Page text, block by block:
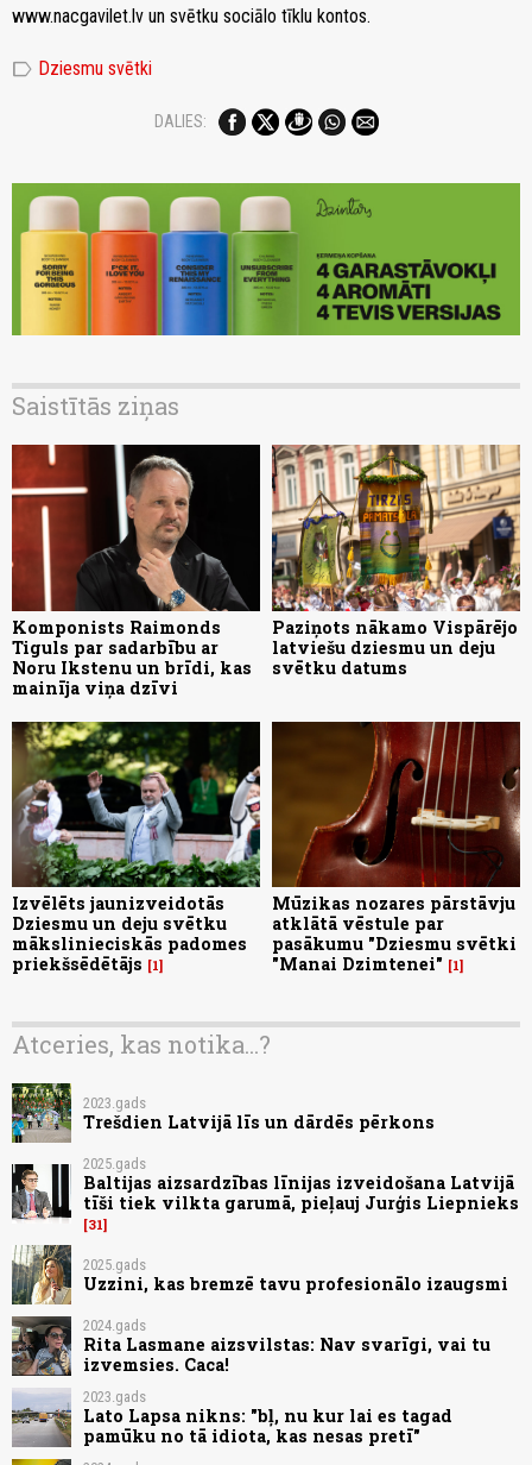
www.nacgavilet.lv un svētku sociālo tīklu kontos.
label Dziesmu svētki
DALIES:
Saistītās ziņas
Komponists Raimonds
Tiguls par sadarbību ar
Noru Ikstenu un brīdi, kas
mainīja viņa dzīvi
Paziņots nākamo Vispārējo
latviešu dziesmu un deju
svētku datums
Izvēlēts jaunizveidotās
Dziesmu un deju svētku
mākslinieciskās padomes
priekšsēdētājs
1
Mūzikas nozares pārstāvju
atklātā vēstule par
pasākumu "Dziesmu svētki
"Manai Dzimtenei"
1
Atceries, kas notika...?
2023.gads
Trešdien Latvijā līs un dārdēs pērkons
2025.gads
Baltijas aizsardzības līnijas izveidošana Latvijā
tīši tiek vilkta garumā, pieļauj Jurģis Liepnieks
31
2025.gads
Uzzini, kas bremzē tavu profesionālo izaugsmi
2024.gads
Rita Lasmane aizsvilstas: Nav svarīgi, vai tu
izvemsies. Caca!
2023.gads
Lato Lapsa nikns: "bļ, nu kur lai es tagad
pamūku no tā idiota, kas nesas pretī"